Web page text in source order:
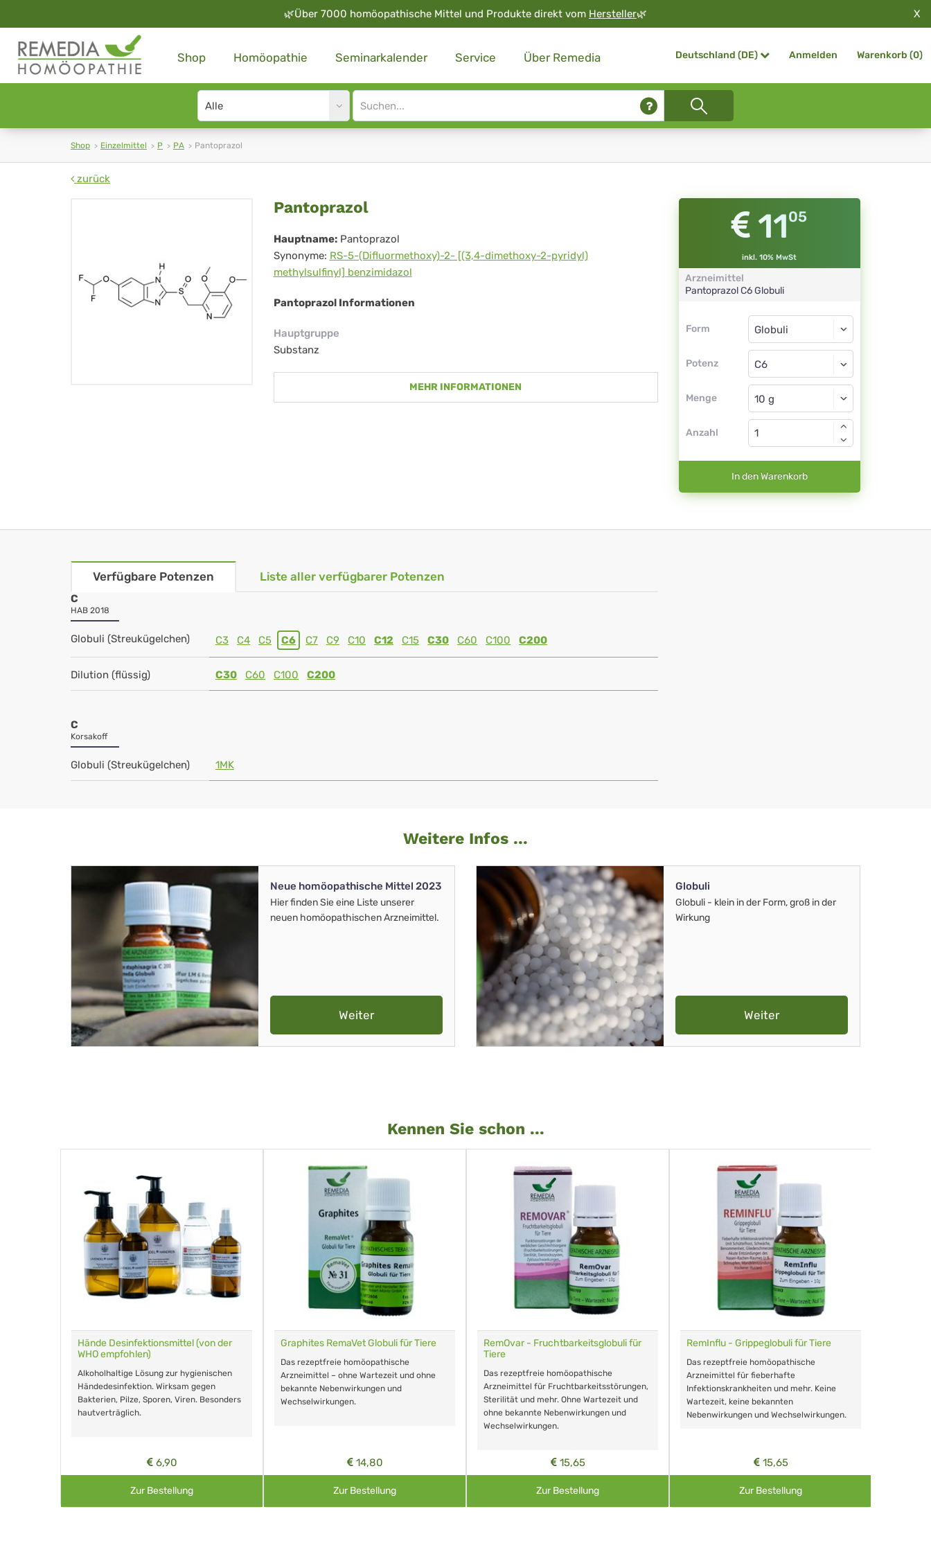
🌿Über 7000 homöopathische Mittel und Produkte direkt vom Hersteller🌿 X
Shop Homöopathie Seminarkalender Service Über Remedia Deutschland (DE) Anmelden Warenkorb (0)
Search
type
Site
search
Shop Einzelmittel P PA Pantoprazol
zurück
Pantoprazol
Pantoprazol
Hauptname: Pantoprazol
Synonyme: RS-5-(Difluormethoxy)-2- [(3,4-dimethoxy-2-pyridyl)
methylsulfinyl] benzimidazol
Pantoprazol Informationen
Hauptgruppe
Substanz
MEHR INFORMATIONEN
1105
inkl. 10% MwSt
Arzneimittel
PantoprazolC6 Globuli
Form
Form
Potenz
Globuli
C6
Menge
Globuli
Anzahl
In den Warenkorb
Verfügbare Potenzen Liste aller verfügbarer Potenzen
C
HAB 2018
Globuli (Streukügelchen) C3 C4 C5 C6 C7 C9 C10 C12 C15 C30 C60 C100 C200
Dilution (flüssig) C30 C60 C100 C200
C
Korsakoff
Globuli (Streukügelchen) 1MK
Weitere Infos ...
Neue homöopathische Mittel 2023
Hier finden Sie eine Liste unserer
neuen homöopathischen Arzneimittel.
Weiter
Globuli
Globuli - klein in der Form, groß in der
Wirkung
Weiter
Kennen Sie schon ...
Hände Desinfektionsmittel (von der
WHO empfohlen)
Alkoholhaltige Lösung zur hygienischen
Händedesinfektion. Wirksam gegen
Bakterien, Pilze, Sporen, Viren. Besonders
hautverträglich.
6,90
Zur Bestellung
Graphites RemaVet Globuli für Tiere
Das rezeptfreie homöopathische
Arzneimittel – ohne Wartezeit und ohne
bekannte Nebenwirkungen und
Wechselwirkungen.
14,80
Zur Bestellung
RemOvar - Fruchtbarkeitsglobuli für
Tiere
Das rezeptfreie homöopathische
Arzneimittel für Fruchtbarkeitsstörungen,
Sterilität und mehr. Ohne Wartezeit und
ohne bekannte Nebenwirkungen und
Wechselwirkungen.
15,65
Zur Bestellung
RemInflu - Grippeglobuli für Tiere
Das rezeptfreie homöopathische
Arzneimittel für fieberhafte
Infektionskrankheiten und mehr. Keine
Wartezeit, keine bekannten
Nebenwirkungen und Wechselwirkungen.
15,65
Zur Bestellung